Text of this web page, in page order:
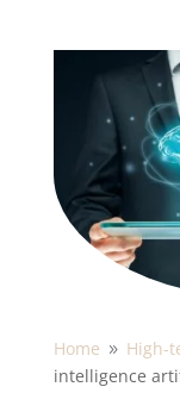
Home 9 High-
intelligence